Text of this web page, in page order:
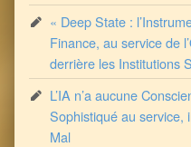
« Deep State :
Finance, au service de
derrière les Institutions
L’IA n’a aucune
Sophistiqué au service,
Mal